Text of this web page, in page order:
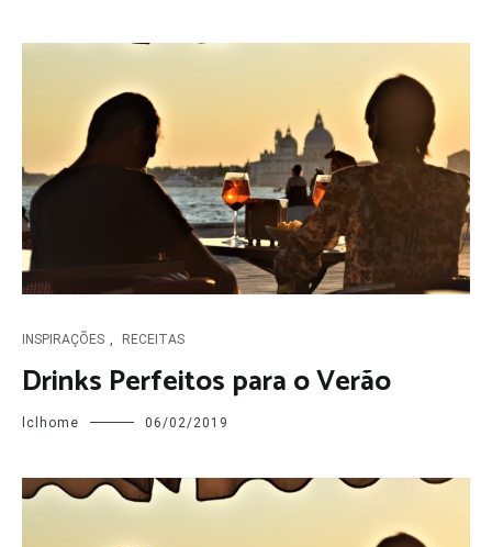
INSPIRAÇÕES , RECEITAS
Drinks Perfeitos para o Verão
lclhome 06/02/2019